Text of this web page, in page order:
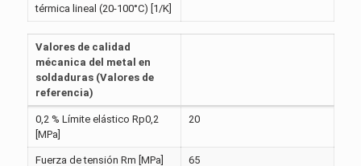
térmica lineal (20-100°C) [1/K]
Valores de calidad
mécanica del metal en
soldaduras (Valores de
referencia)
0,2 % Límite elástico Rp0,2
[MPa]
20
Fuerza de tensión Rm [MPa] 65